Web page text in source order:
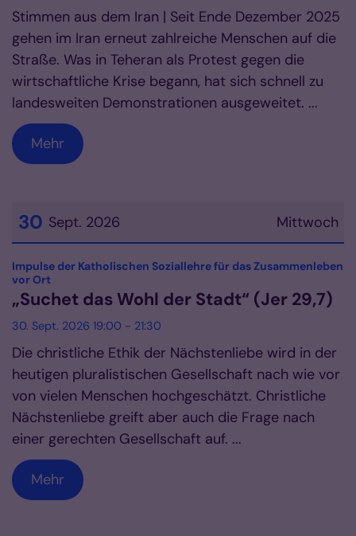
Stimmen aus dem Iran | Seit Ende Dezember 2025
gehen im Iran erneut zahlreiche Menschen auf die
Straße. Was in Teheran als Protest gegen die
wirtschaftliche Krise begann, hat sich schnell zu
landesweiten Demonstrationen ausgeweitet. ...
Mehr
Mittwoch
30 Sept. 2026
Datum: 30. September 2026
Impulse der Katholischen Soziallehre für das Zusammenleben
vor Ort:
„Suchet das Wohl der Stadt“ (Jer 29,7)
30. Sept. 2026 19:00 - 21:30
Die christliche Ethik der Nächstenliebe wird in der
heutigen pluralistischen Gesellschaft nach wie vor
von vielen Menschen hochgeschätzt. Christliche
Nächstenliebe greift aber auch die Frage nach
einer gerechten Gesellschaft auf. ...
Mehr